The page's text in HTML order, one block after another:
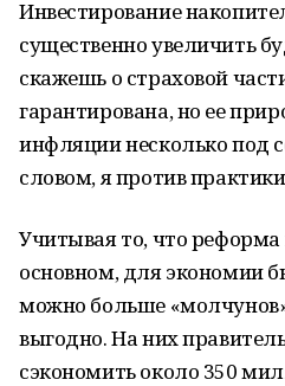
Инвестирование
существенно увеличить
скажешь о страховой
гарантирована, но ее
инфляции несколько под
словом, я против
Учитывая то, что реформа
основном, для экономии
можно больше
выгодно. На них
сэкономить около 350